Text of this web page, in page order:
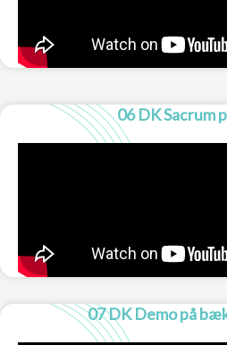
06 DK Sacrum
07 DK Demo på